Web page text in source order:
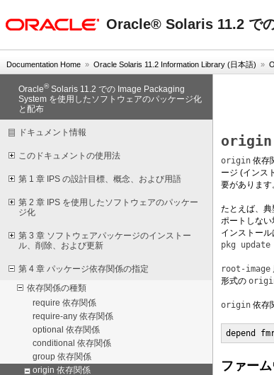
Oracle® Solaris 11.2 で
Documentation Home » Oracle Solaris 11.2 Information Library (日本語) »
Oracle®Solaris 11.2 での Image Packaging
System を使用したソフトウェアのパッケージ化
と配布
ドキュメント情報
このドキュメントの使用法
第 1 章 IPS の設計目標、概念、および用語
第 2 章 IPS を使用したソフトウェアのパッケー
ジ化
第 3 章 ソフトウェアパッケージのインストー
ル、削除、および更新
第 4 章 パッケージ依存関係の指定
依存関係の種類
require 依存関係
require-any 依存関係
optional 依存関係
conditional 依存関係
group 依存関係
origin 依存関係
origin
origin 依存
ージ (インス
要があります
たとえば、
ポートしな
インストー
pkg update
root-image
形式の
origin 依存
depend
ファー